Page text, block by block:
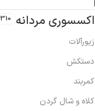
اکسسوری مردانه 310
زیورآلات
دستکش
کمربند
کلاه و شال گردن